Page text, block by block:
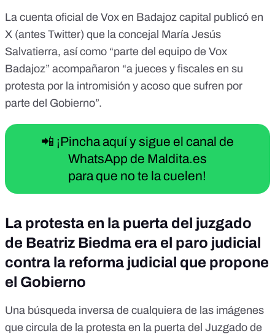
La cuenta oficial de Vox en Badajoz capital publicó en
X (antes Twitter) que la concejal María Jesús
Salvatierra, así como “parte del equipo de Vox
Badajoz” acompañaron “a jueces y fiscales en su
protesta por la intromisión y acoso que sufren por
parte del Gobierno”.
📲 ¡Pincha aquí y sigue el canal de
WhatsApp de Maldita.es
para que no te la cuelen!
La protesta en la puerta del juzgado
de Beatriz Biedma era el paro judicial
contra la reforma judicial que propone
el Gobierno
Una búsqueda inversa de cualquiera de las imágenes
que circula de la protesta en la puerta del Juzgado de